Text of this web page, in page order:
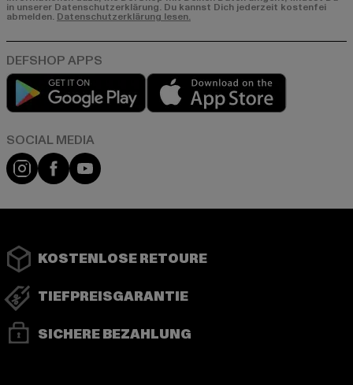
in unserer Datenschutzerklärung. Du kannst Dich jederzeit kostenfei
abmelden. Datenschutzerklärung lesen.
Play market
Instagram
FacebookYouTube
KOSTENLOSE RETOURE
TIEFPREISGARANTIE
SICHERE BEZAHLUNG